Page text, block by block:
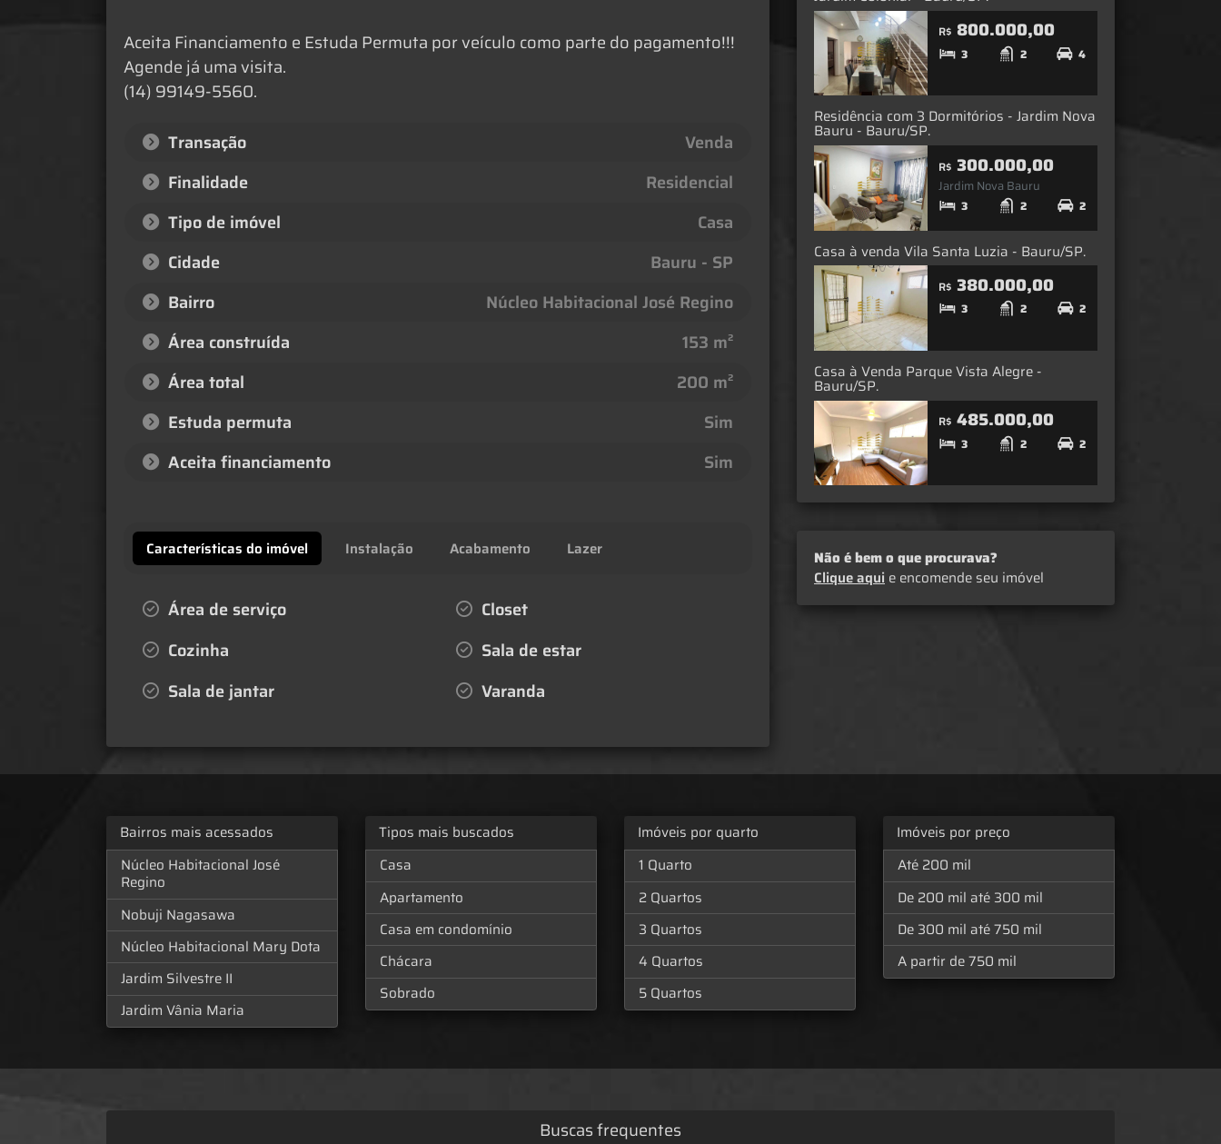
Aceita Financiamento e Estuda Permuta por veículo como parte do pagamento!!!
Agende já uma visita.
(14) 99149-5560.
Transação
Venda
Finalidade
Residencial
Tipo de imóvel
Casa
Cidade
Bauru - SP
Bairro
Núcleo Habitacional José Regino
Área construída
153 m²
Área total
200 m²
Estuda permuta
Sim
Aceita financiamento
Sim
Características do imóvel Instalação Acabamento Lazer
Área de serviço
Closet
Cozinha
Sala de estar
Sala de jantar
Varanda
R$ 800.000,00
3 2 4
Residência com 3 Dormitórios - Jardim Nova
Bauru - Bauru/SP.
R$ 300.000,00
Jardim Nova Bauru
3 2 2
Casa à venda Vila Santa Luzia - Bauru/SP.
R$ 380.000,00
3 2 2
Casa à Venda Parque Vista Alegre -
Bauru/SP.
R$ 485.000,00
3 2 2
Não é bem o que procurava?
Clique aqui e encomende seu imóvel
Bairros mais acessados
Núcleo Habitacional José
Regino
Nobuji Nagasawa
Núcleo Habitacional Mary Dota
Jardim Silvestre II
Jardim Vânia Maria
Tipos mais buscados
Casa
Apartamento
Casa em condomínio
Chácara
Sobrado
Imóveis por quarto
1 Quarto
2 Quartos
3 Quartos
4 Quartos
5 Quartos
Imóveis por preço
Até 200 mil
De 200 mil até 300 mil
De 300 mil até 750 mil
A partir de 750 mil
Buscas frequentes